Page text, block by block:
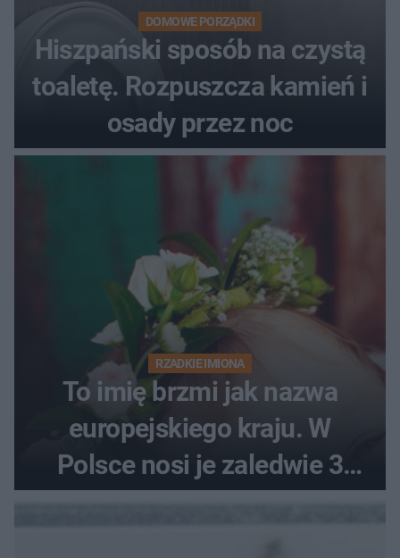
DOMOWE PORZĄDKI
Hiszpański sposób na czystą
toaletę. Rozpuszcza kamień i
osady przez noc
RZADKIE IMIONA
To imię brzmi jak nazwa
europejskiego kraju. W
Polsce nosi je zaledwie 3
kobiety